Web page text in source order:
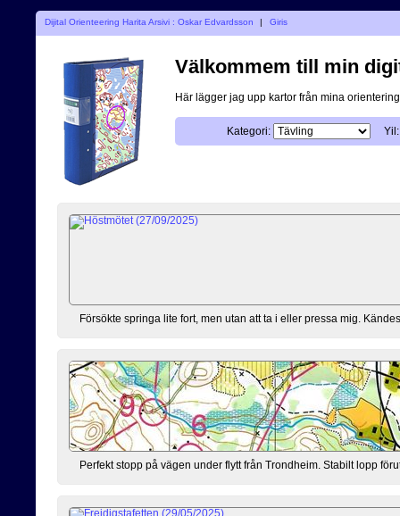
Dijital Orienteering Harita Arsivi : Oskar Edvardsson | Giris
Välkommem till min
Här lägger jag upp kartor från mina
Kategori: Yil:
Försökte springa lite fort, men utan att ta i eller pressa mig.
Perfekt stopp på vägen under flytt från Trondheim. Stabilt lopp